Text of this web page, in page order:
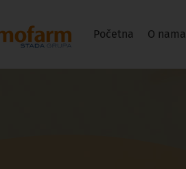
Početna O nama